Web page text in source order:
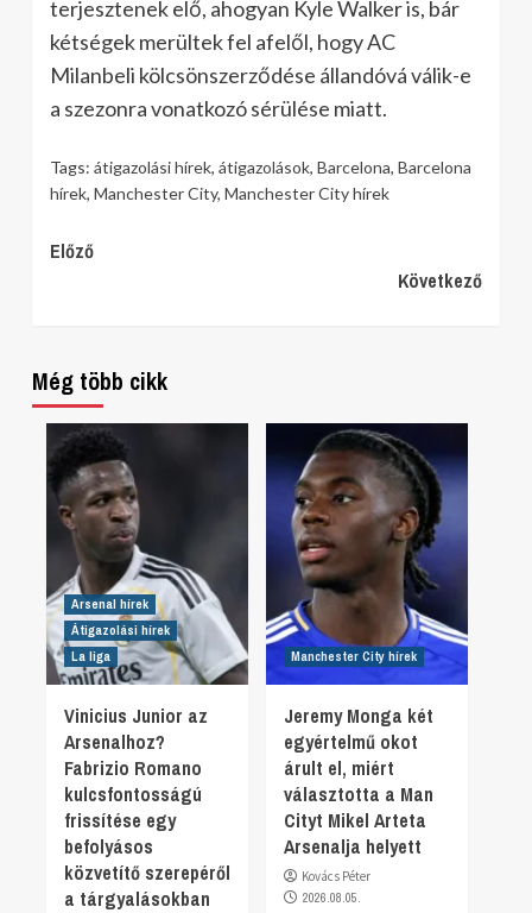
terjesztenek elő, ahogyan Kyle Walker is, bár
kétségek merültek fel afelől, hogy AC
Milanbeli kölcsönszerződése állandóvá válik-e
a szezonra vonatkozó sérülése miatt.
Tags: átigazolási hírek, átigazolások, Barcelona, Barcelona
hírek, Manchester City, Manchester City hírek
Continue
Előző
Következő
Még több cikk
Arsenal hírek
Átigazolási hírek
La liga
Vinicius Junior az
Arsenalhoz?
Fabrizio Romano
kulcsfontosságú
frissítése egy
befolyásos
közvetítő szerepéről
a tárgyalásokban
Manchester City hírek
Jeremy Monga két
egyértelmű okot
árult el, miért
választotta a Man
Cityt Mikel Arteta
Arsenalja helyett
Kovács Péter
2026.08.05.